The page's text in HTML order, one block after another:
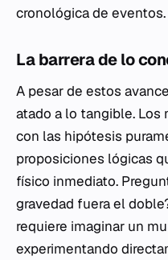
cronológica de eventos.
La barrera de lo
A pesar de estos
atado a lo tangible. Los
con las hipótesis
proposiciones lógicas
físico inmediato.
gravedad fuera el
requiere imaginar un
experimentando